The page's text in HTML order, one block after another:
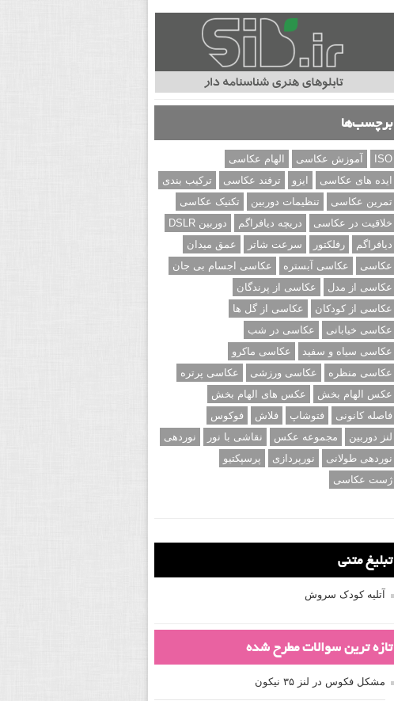
برچسب‌ها
ISO آموزش عکاسی
الهام عکاسی
ایده های عکاسی
ایزو ترفند عکاسی
ترکیب بندی
تمرین عکاسی
تنظیمات دوربین
تکنیک عکاسی
خلاقیت در عکاسی
دریچه دیافراگم
دوربین DSLR
دیافراگم
رفلکتور سرعت شاتر
عمق میدان
عکاسی
عکاسی آبستره
عکاسی اجسام بی جان
عکاسی از مدل
عکاسی از پرندگان
عکاسی از کودکان
عکاسی از گل ها
عکاسی خیابانی
عکاسی در شب
عکاسی سیاه و سفید
عکاسی ماکرو
عکاسی منظره
عکاسی ورزشی
عکاسی پرتره
عکس الهام بخش
عکس های الهام بخش
فاصله کانونی
فتوشاپ فلاش
فوکوس
لنز دوربین
مجموعه عکس نقاشی با نور
نوردهی
نوردهی طولانی
نورپردازی
پرسپکتیو
ژست عکاسی
تبلیغ متنی
آتلیه کودک سروش
تازه ترین سوالات مطرح شده
مشکل فکوس در لنز ۳۵ نیکون